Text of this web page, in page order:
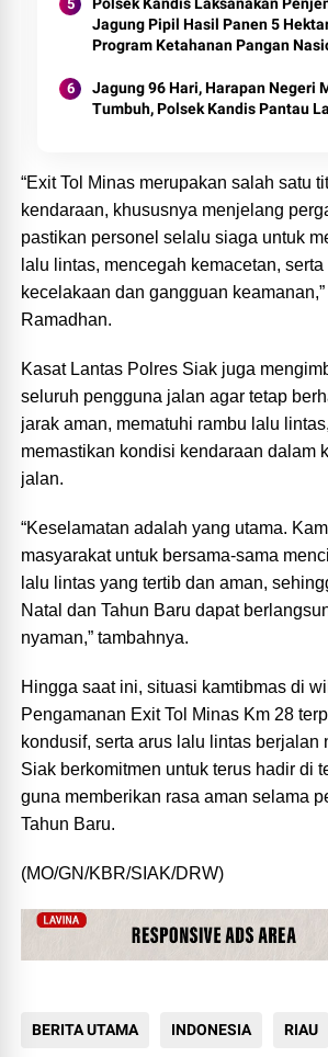
Polsek Kandis Laksanakan
Jagung Pipil Hasil Panen 5
Program Ketahanan Pangan
Jagung 96 Hari, Harapan Negeri
Tumbuh, Polsek Kandis Pantau
“Exit Tol Minas merupakan salah satu
kendaraan, khususnya menjelang
pastikan personel selalu siaga untuk
lalu lintas, mencegah kemacetan,
kecelakaan dan gangguan
Ramadhan.
Kasat Lantas Polres Siak juga
seluruh pengguna jalan agar tetap
jarak aman, mematuhi rambu lalu
memastikan kondisi kendaraan dalam
jalan.
“Keselamatan adalah yang utama.
masyarakat untuk bersama-sama
lalu lintas yang tertib dan aman,
Natal dan Tahun Baru dapat
nyaman,” tambahnya.
Hingga saat ini, situasi kamtibmas di
Pengamanan Exit Tol Minas Km 28
kondusif, serta arus lalu lintas berjalan
Siak berkomitmen untuk terus hadir di
guna memberikan rasa aman selama
Tahun Baru.
(MO/GN/KBR/SIAK/DRW)
BERITA UTAMA INDONESIA RIAU